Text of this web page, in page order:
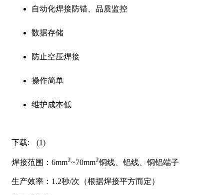
自动化焊接防错、品质监控
数据存储
防止空压焊接
操作简单
维护成本低
下载: (1)
焊接范围：6mm2~70mm2铜线、铝线、铜铝端子
生产效率：1.2秒/次（根据焊接平方而定）